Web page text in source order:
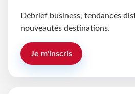
Débrief business, tendances
nouveautés destinations.
Je m'inscris